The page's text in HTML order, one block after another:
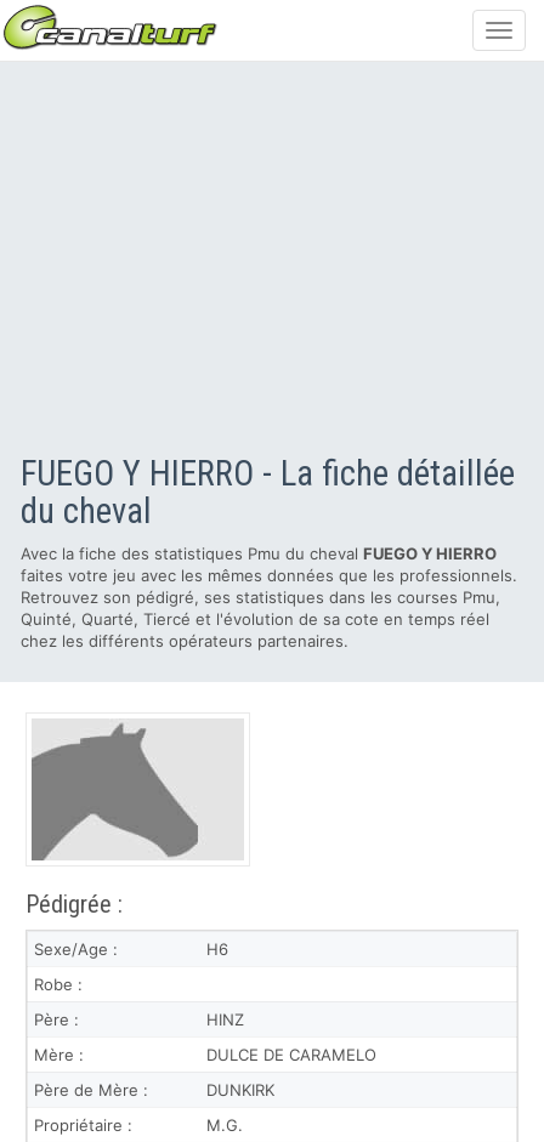
FUEGO Y HIERRO - La fiche détaillée
du cheval
Avec la fiche des statistiques Pmu du cheval FUEGO Y HIERRO
faites votre jeu avec les mêmes données que les professionnels.
Retrouvez son pédigré, ses statistiques dans les courses Pmu,
Quinté, Quarté, Tiercé et l'évolution de sa cote en temps réel
chez les différents opérateurs partenaires.
Pédigrée :
Sexe/Age :
H6
Robe :
Père :
HINZ
Mère :
DULCE DE CARAMELO
Père de Mère :
DUNKIRK
Propriétaire :
M.G.